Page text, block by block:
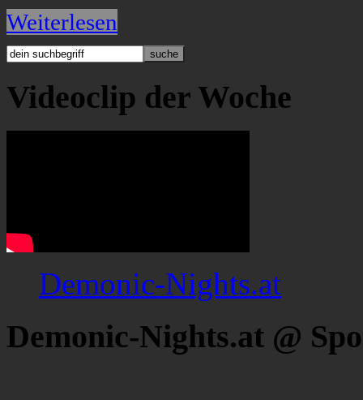
Weiterlesen
Videoclip der Woche
Demonic-Nights.at
Demonic-Nights.at @